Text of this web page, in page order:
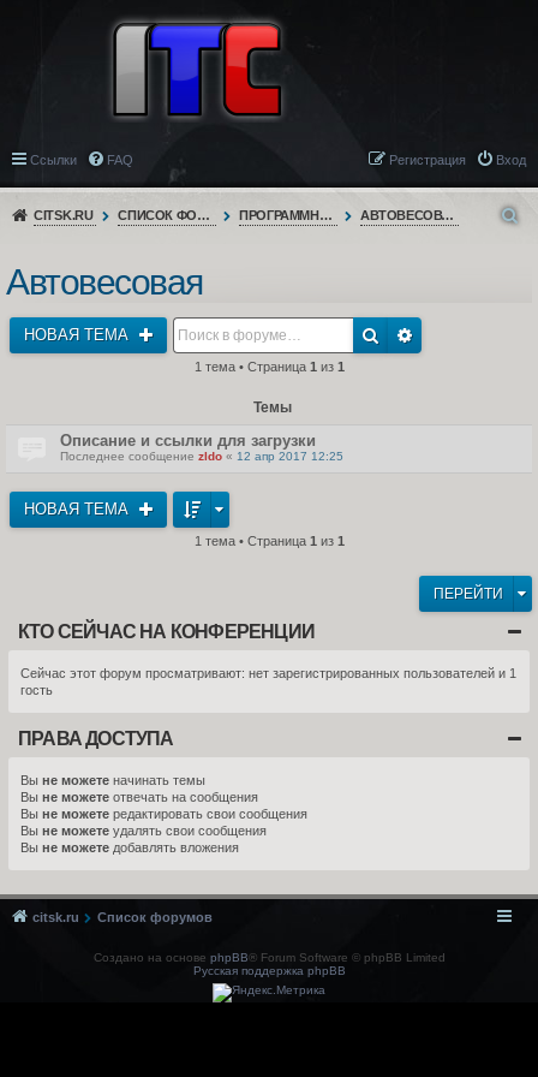
Ссылки FAQ Вход
Регистрация
CITSK.RU СПИСОК ФОРУМОВ ПРОГРАММНОЕ ОБЕСПЕЧЕНИЕ АВТОВЕСОВАЯ
Автовесовая
НОВАЯ ТЕМА
1 тема • Страница 1 из 1
Темы
Описание и ссылки для загрузки
Последнее сообщение zldo « 12 апр 2017 12:25
НОВАЯ ТЕМА
1 тема • Страница 1 из 1
ПЕРЕЙТИ
КТО СЕЙЧАС НА КОНФЕРЕНЦИИ
Сейчас этот форум просматривают: нет зарегистрированных пользователей и 1
гость
ПРАВА ДОСТУПА
Вы не можете начинать темы
Вы не можете отвечать на сообщения
Вы не можете редактировать свои сообщения
Вы не можете удалять свои сообщения
Вы не можете добавлять вложения
citsk.ru Список форумов
Создано на основе phpBB® Forum Software © phpBB Limited
Русская поддержка phpBB